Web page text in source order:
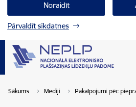
Noraidīt
Pārvaldīt sīkdatnes
Sākums Mediji Pakalpojumi pēc